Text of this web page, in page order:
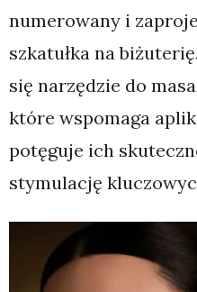
numerowany i
szkatułka na
się narzędzie do
które wspomaga
potęguje ich
stymulację